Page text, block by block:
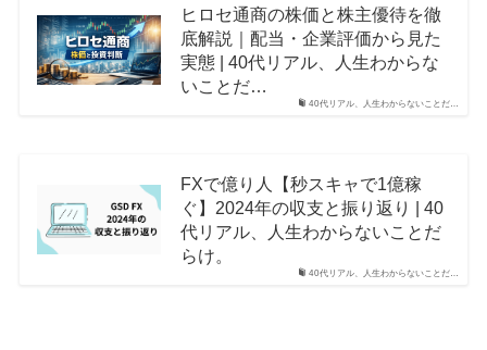
40代リアル、人生わからないことだ…
ヒロセ通商の株価と株主優待を徹
底解説｜配当・企業評価から見た
実態 | 40代リアル、人生わからな
いことだ…
40代リアル、人生わからないことだ…
FXで億り人【秒スキャで1億稼
ぐ】2024年の収支と振り返り | 40
代リアル、人生わからないことだ
らけ。